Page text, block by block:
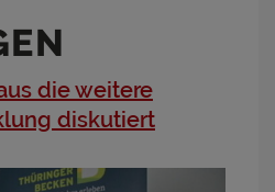
die weitere
diskutiert